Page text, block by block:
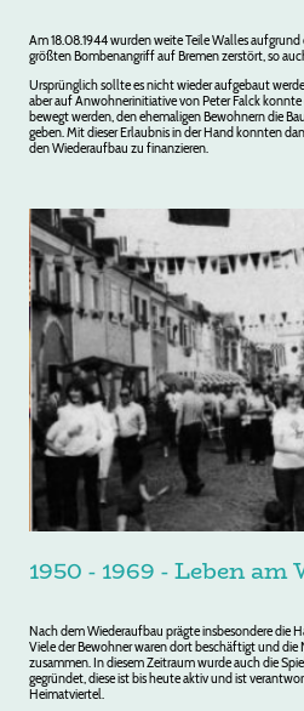
Am 18.08.1944 wurden weite Teile Walles
größten Bombenangriff auf Bremen zerstört, so
Ursprünglich sollte es nicht wieder aufgebaut
aber auf Anwohnerinitiative von Peter Falck
bewegt werden, den ehemaligen Bewohnern die
geben. Mit dieser Erlaubnis in der Hand konnten
den Wiederaufbau zu finanzieren.
1950 - 1969 - Leben am
Nach dem Wiederaufbau prägte insbesondere die
Viele der Bewohner waren dort beschäftigt und
zusammen. In diesem Zeitraum wurde auch die
gegründet, diese ist bis heute aktiv und ist
Heimatviertel.